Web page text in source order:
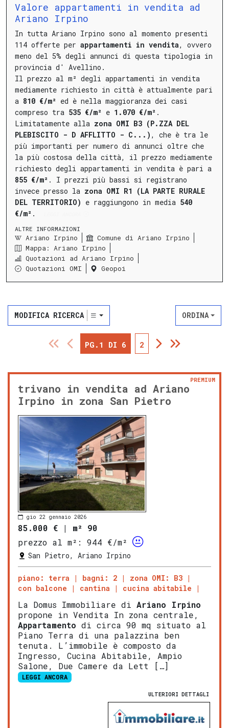
Valore appartamenti in vendita ad
Ariano Irpino
In tutta Ariano Irpino sono al momento presenti
114 offerte per appartamenti in vendita, ovvero
meno del 5% degli annunci di questa tipologia in
provincia d' Avellino.
Il prezzo al m² degli appartamenti in vendita
mediamente richiesto in città è attualmente pari
a 810 €/m² ed è nella maggioranza dei casi
compreso tra 535 €/m² e 1.070 €/m² .
Limitatamente alla zona OMI B3 (P.ZZA DEL
PLEBISCITO - D AFFLITTO - C...) , che è tra le
più importanti per numero di annunci oltre che
la più costosa della città, il prezzo mediamente
richiesto degli appartamenti in vendita è pari a
855 €/m² . I prezzi più bassi si registrano
invece presso la zona OMI R1 (LA PARTE RURALE
DEL TERRITORIO) e raggiungono in media 540
€/m² .
ALTRE INFORMAZIONI
Ariano Irpino
Comune di Ariano Irpino
Mappa: Ariano Irpino
Quotazioni ad Ariano Irpino
Quotazioni OMI
Geopoi
MODIFICA RICERCA ORDINA
PG.1 DI 6 2
trivano in vendita ad Ariano
Irpino in zona San Pietro
PREMIUM
gio 22 gennaio 2026
85.000 € | m² 90
prezzo al m²:
944 €/m²
San Pietro, Ariano Irpino
piano: terra bagni: 2
zona OMI: B3
con balcone
cantina cucina abitabile
La Domus Immobiliare di Ariano Irpino
propone in Vendita In zona centrale,
Appartamento di circa 90 mq situato al
Piano Terra di una palazzina ben
tenuta. L’immobile è composto da
Ingresso, Cucina Abitabile, Ampio
Salone, Due Camere da Lett […]
LEGGI ANCORA
ULTERIORI DETTAGLI